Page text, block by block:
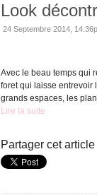
Look
24 Septembre 2014,
Avec le beau temps qui
foret qui laisse entrevoir
grands espaces, les
Lire la suite
Partager cet article